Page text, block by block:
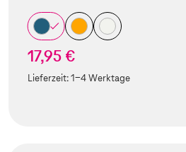
17,95 €
Lieferzeit:1-4 Werktage